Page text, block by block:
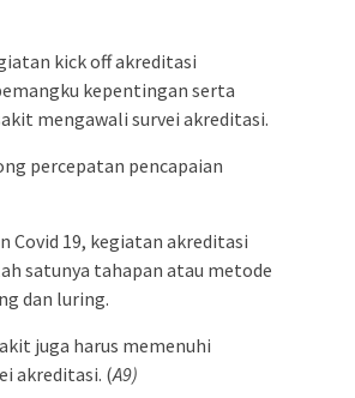
kick off akreditasi
kepentingan serta
mengawali survei akreditasi.
percepatan pencapaian
Covid 19, kegiatan akreditasi
satunya tahapan atau metode
dan luring.
juga harus memenuhi
akreditasi. (A9)